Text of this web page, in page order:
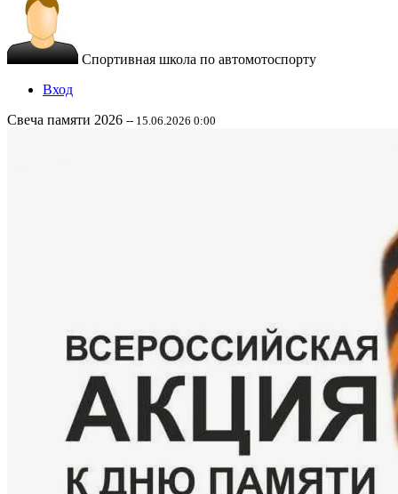
Спортивная школа по автомотоспорту
Вход
Свеча памяти 2026 -- 15.06.2026 0:00